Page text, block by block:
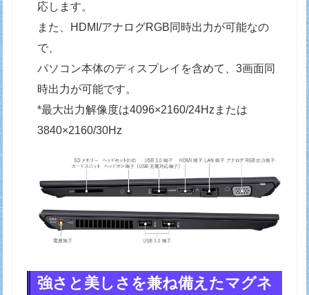
応します。
また、HDMI/アナログRGB同時出力が可能なの
で、
パソコン本体のディスプレイを含めて、3画面同
時出力が可能です。
*最大出力解像度は4096×2160/24Hzまたは
3840×2160/30Hz
強さと美しさを兼ね備えたマグネ